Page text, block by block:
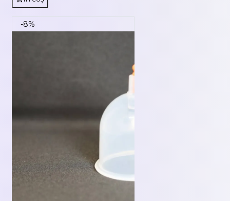
-8%